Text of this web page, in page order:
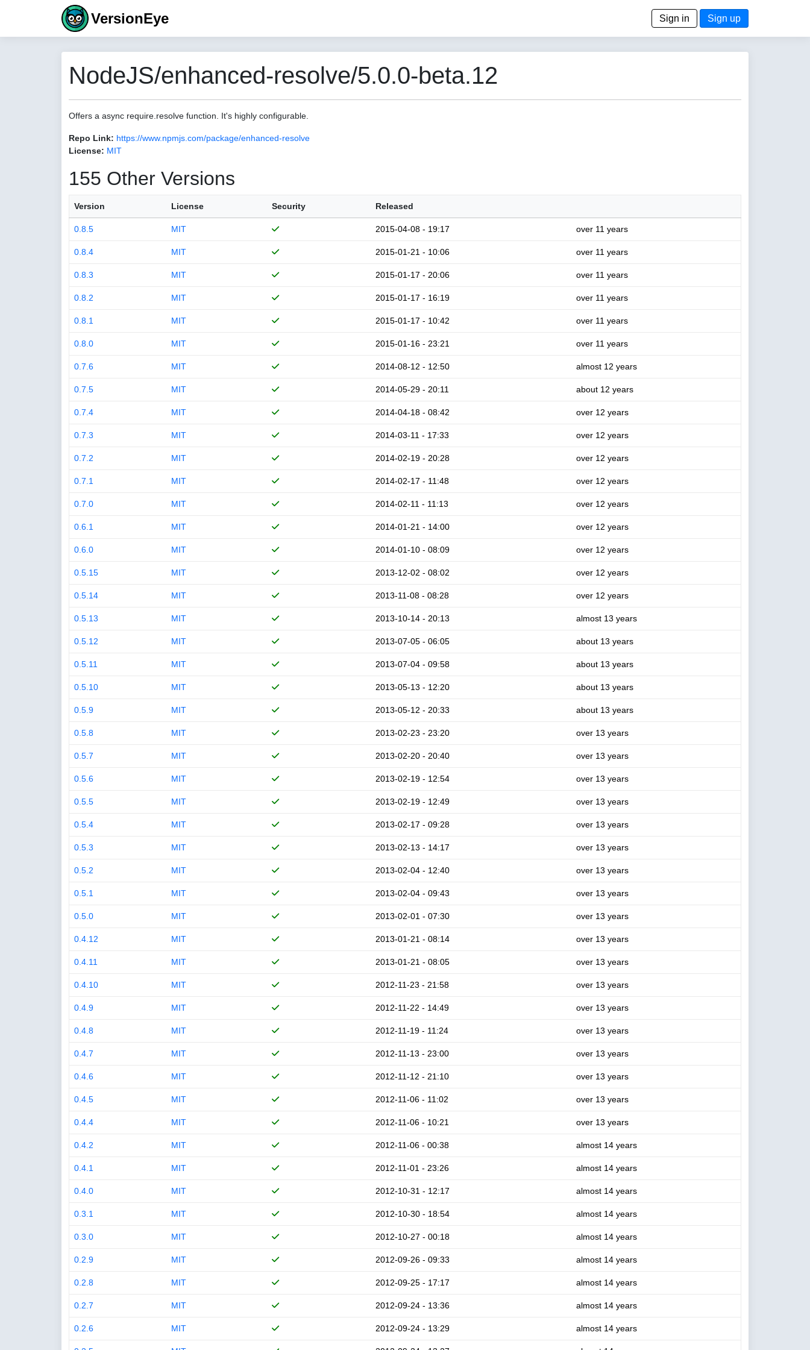
VersionEye Sign in Sign up
NodeJS/enhanced-resolve/5.0.0-beta.12
Offers a async require.resolve function. It's highly configurable.
Repo Link: https://www.npmjs.com/package/enhanced-resolve
License: MIT
155 Other Versions
Version License Security Released
0.8.5 MIT 2015-04-08 - 19:17 over 11 years
0.8.4 MIT 2015-01-21 - 10:06 over 11 years
0.8.3 MIT 2015-01-17 - 20:06 over 11 years
0.8.2 MIT 2015-01-17 - 16:19 over 11 years
0.8.1 MIT 2015-01-17 - 10:42 over 11 years
0.8.0 MIT 2015-01-16 - 23:21 over 11 years
0.7.6 MIT 2014-08-12 - 12:50 almost 12 years
0.7.5 MIT 2014-05-29 - 20:11 about 12 years
0.7.4 MIT 2014-04-18 - 08:42 over 12 years
0.7.3 MIT 2014-03-11 - 17:33 over 12 years
0.7.2 MIT 2014-02-19 - 20:28 over 12 years
0.7.1 MIT 2014-02-17 - 11:48 over 12 years
0.7.0 MIT 2014-02-11 - 11:13 over 12 years
0.6.1 MIT 2014-01-21 - 14:00 over 12 years
0.6.0 MIT 2014-01-10 - 08:09 over 12 years
0.5.15 MIT 2013-12-02 - 08:02 over 12 years
0.5.14 MIT 2013-11-08 - 08:28 over 12 years
0.5.13 MIT 2013-10-14 - 20:13 almost 13 years
0.5.12 MIT 2013-07-05 - 06:05 about 13 years
0.5.11 MIT 2013-07-04 - 09:58 about 13 years
0.5.10 MIT 2013-05-13 - 12:20 about 13 years
0.5.9 MIT 2013-05-12 - 20:33 about 13 years
0.5.8 MIT 2013-02-23 - 23:20 over 13 years
0.5.7 MIT 2013-02-20 - 20:40 over 13 years
0.5.6 MIT 2013-02-19 - 12:54 over 13 years
0.5.5 MIT 2013-02-19 - 12:49 over 13 years
0.5.4 MIT 2013-02-17 - 09:28 over 13 years
0.5.3 MIT 2013-02-13 - 14:17 over 13 years
0.5.2 MIT 2013-02-04 - 12:40 over 13 years
0.5.1 MIT 2013-02-04 - 09:43 over 13 years
0.5.0 MIT 2013-02-01 - 07:30 over 13 years
0.4.12 MIT 2013-01-21 - 08:14 over 13 years
0.4.11 MIT 2013-01-21 - 08:05 over 13 years
0.4.10 MIT 2012-11-23 - 21:58 over 13 years
0.4.9 MIT 2012-11-22 - 14:49 over 13 years
0.4.8 MIT 2012-11-19 - 11:24 over 13 years
0.4.7 MIT 2012-11-13 - 23:00 over 13 years
0.4.6 MIT 2012-11-12 - 21:10 over 13 years
0.4.5 MIT 2012-11-06 - 11:02 over 13 years
0.4.4 MIT 2012-11-06 - 10:21 over 13 years
0.4.2 MIT 2012-11-06 - 00:38 almost 14 years
0.4.1 MIT 2012-11-01 - 23:26 almost 14 years
0.4.0 MIT 2012-10-31 - 12:17 almost 14 years
0.3.1 MIT 2012-10-30 - 18:54 almost 14 years
0.3.0 MIT 2012-10-27 - 00:18 almost 14 years
0.2.9 MIT 2012-09-26 - 09:33 almost 14 years
0.2.8 MIT 2012-09-25 - 17:17 almost 14 years
0.2.7 MIT 2012-09-24 - 13:36 almost 14 years
0.2.6 MIT 2012-09-24 - 13:29 almost 14 years